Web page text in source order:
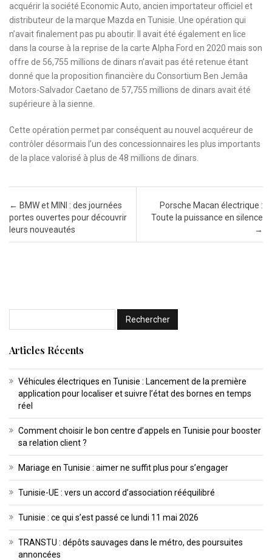
acquérir la société Economic Auto, ancien importateur officiel et
distributeur de la marque Mazda en Tunisie. Une opération qui
n’avait finalement pas pu aboutir. Il avait été également en lice
dans la course à la reprise de la carte Alpha Ford en 2020 mais son
offre de 56,755 millions de dinars n’avait pas été retenue étant
donné que la proposition financière du Consortium Ben Jemâa
Motors-Salvador Caetano de 57,755 millions de dinars avait été
supérieure à la sienne.
Cette opération permet par conséquent au nouvel acquéreur de
contrôler désormais l’un des concessionnaires les plus importants
de la place valorisé à plus de 48 millions de dinars.
Post navigation
← BMW et MINI : des journées
portes ouvertes pour découvrir
leurs nouveautés
Porsche Macan électrique :
Toute la puissance en silence
→
Articles Récents
Véhicules électriques en Tunisie : Lancement de la première
application pour localiser et suivre l’état des bornes en temps
réel
Comment choisir le bon centre d’appels en Tunisie pour booster
sa relation client ?
Mariage en Tunisie : aimer ne suffit plus pour s’engager
Tunisie-UE : vers un accord d’association rééquilibré
Tunisie : ce qui s’est passé ce lundi 11 mai 2026
TRANSTU : dépôts sauvages dans le métro, des poursuites
annoncées